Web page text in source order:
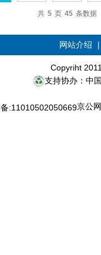
共 5 页 45 条数据
网站介绍
Copyriht
支持协办：中
京公